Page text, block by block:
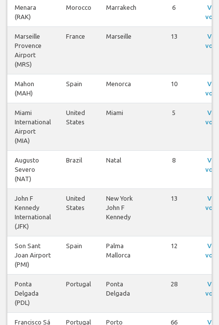
Menara
(RAK)
Morocco Marrakech 6
Ver
voos
Marseille
Provence
Airport
(MRS)
France Marseille 13
Ver
voos
Mahon
(MAH)
Spain Menorca 10
Ver
voos
Miami
International
Airport
(MIA)
United
States
Miami 5
Ver
voos
Augusto
Severo
(NAT)
Brazil Natal 8
Ver
voos
John F
Kennedy
International
(JFK)
United
States
New York
John F
Kennedy
13
Ver
voos
Son Sant
Joan Airport
(PMI)
Spain
Palma
Mallorca
12
Ver
voos
Ponta
Delgada
(PDL)
Portugal
Ponta
Delgada
28
Ver
voos
Francisco Sá
Portugal Porto 66
Ver